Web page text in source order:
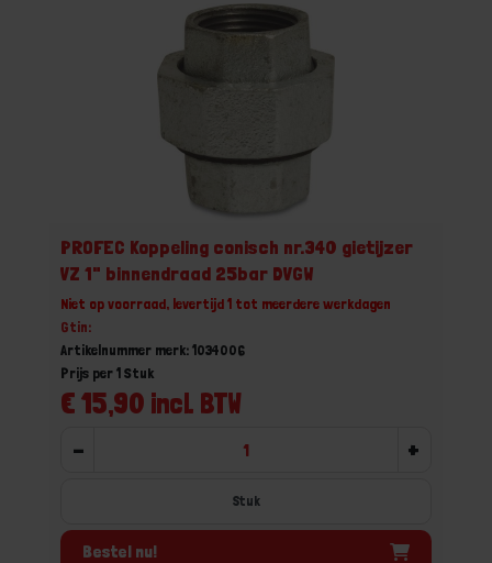
PROFEC Koppeling conisch nr.340 gietijzer
VZ 1" binnendraad 25bar DVGW
Niet op voorraad, levertijd 1 tot meerdere werkdagen
Gtin:
Artikelnummer merk: 1034006
€ 15,90 incl. BTW
Prijs per 1 Stuk
- +
Stuk
Bestel nu!